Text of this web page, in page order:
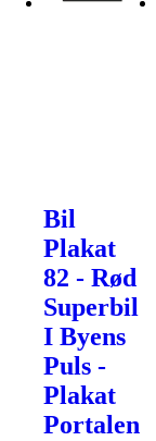
Bil
Plakat
82 - Rød
Superbil
I Byens
Puls -
Plakat
Portalen